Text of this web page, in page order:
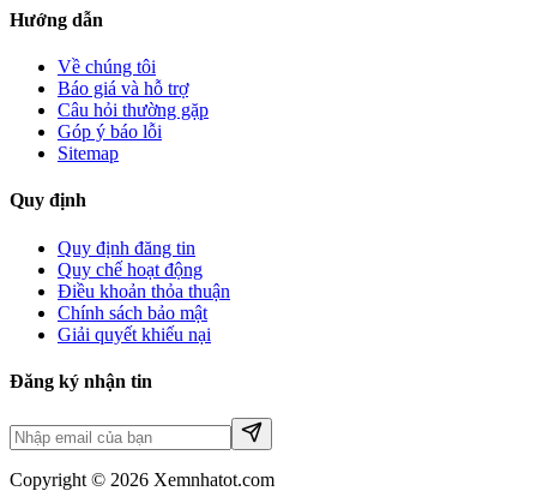
Hướng dẫn
Về chúng tôi
Báo giá và hỗ trợ
Câu hỏi thường gặp
Góp ý báo lỗi
Sitemap
Quy định
Quy định đăng tin
Quy chế hoạt động
Điều khoản thỏa thuận
Chính sách bảo mật
Giải quyết khiếu nại
Đăng ký nhận tin
Copyright © 2026 Xemnhatot.com